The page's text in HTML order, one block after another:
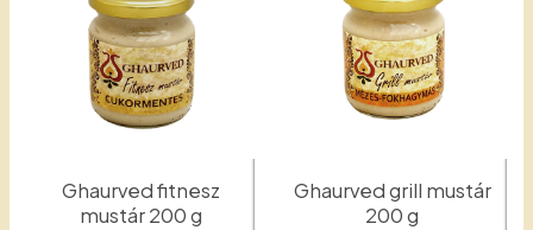
Ghaurved fitnesz
mustár 200 g
Ghaurved grill mustár
200 g